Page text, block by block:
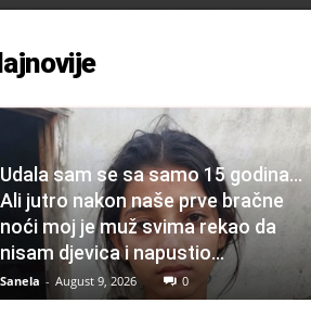
Udala sam se sa samo 15 godina…
Ali jutro nakon naše prve bračne
noći moj je muž svima rekao da
nisam djevica i napustio...
Sanela - August 9, 2026 0